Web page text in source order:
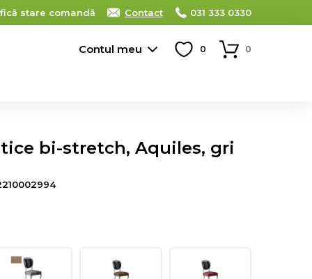
stare comandă Contact 031 333 0330
Contul meu 0 0
bi-stretch, Aquiles, gri